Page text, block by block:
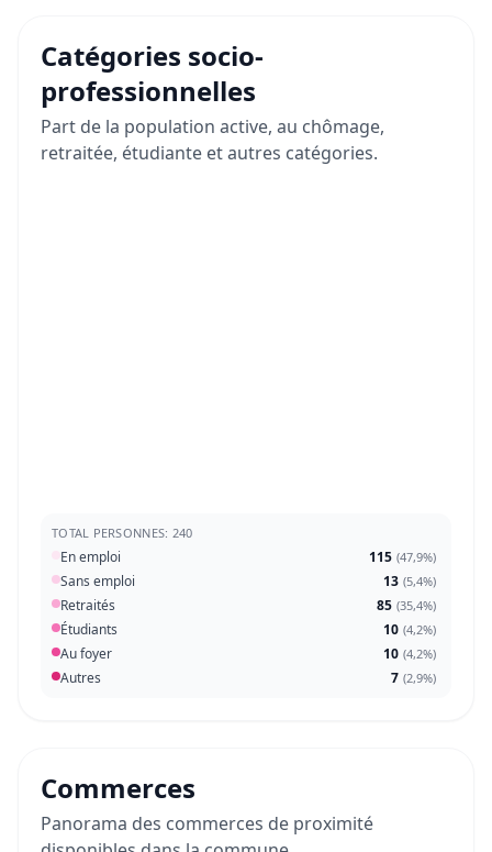
Catégories socio-
professionnelles
Part de la population active, au chômage,
retraitée, étudiante et autres catégories.
TOTAL PERSONNES: 240
En emploi 115 (47,9%)
Sans emploi 13 (5,4%)
Retraités 85 (35,4%)
Étudiants 10 (4,2%)
Au foyer 10 (4,2%)
Autres 7 (2,9%)
Commerces
Panorama des commerces de proximité